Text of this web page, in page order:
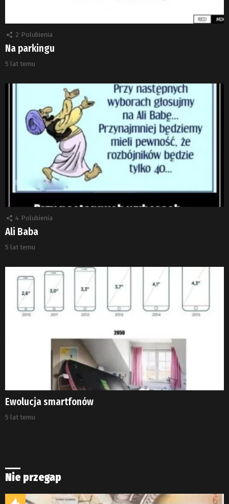
2 Polubienia
Na parkingu
5 lat temu
4 Polubienia
Ali Baba
5 lat temu
Ewolucja smartfonów
5 lat temu
Nie przegap